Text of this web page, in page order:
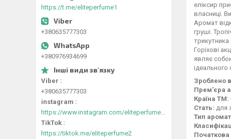
еліксир
власниці.
Аромат
груші.
трикутника
Горіхові
являє
ідеального
Зроблено
Прем'єра
Країна ТМ:
Стать: для
Тип
Початкова
https://t.me/eliteperfume1
+380635777303
+380976934699
Viber
+380635777303
instagram
https://www.instagram.com/eliteperfume2030/
TikTok
https://tiktok.me/eliteperfume2